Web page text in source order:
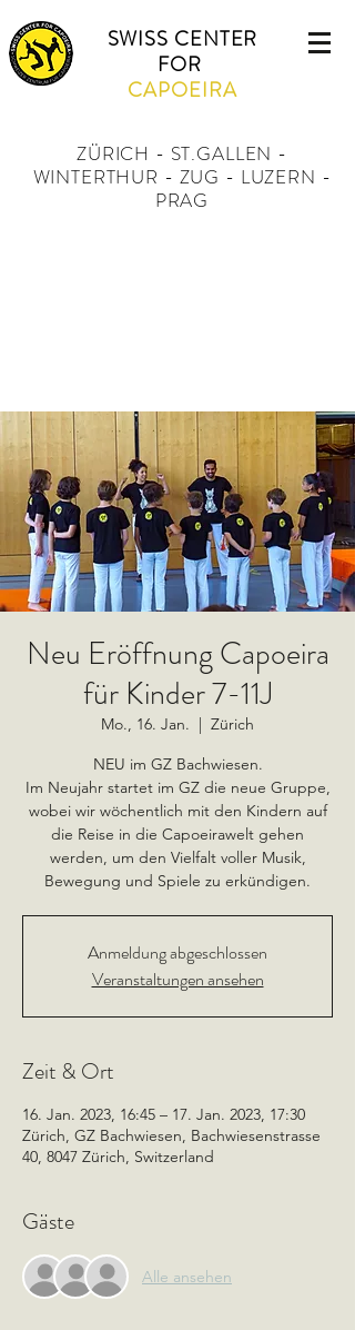
SWISS CENTER
FOR
CAPOEIRA
ZÜRICH - ST.GALLEN -
WINTERTHUR - ZUG - LUZERN -
PRAG
Neu Eröffnung Capoeira
für Kinder 7-11J
Mo., 16. Jan.
  |
Zürich
NEU im GZ Bachwiesen.
Im Neujahr startet im GZ die neue Gruppe,
wobei wir wöchentlich mit den Kindern auf
die Reise in die Capoeirawelt gehen
werden, um den Vielfalt voller Musik,
Bewegung und Spiele zu erkündigen.
Anmeldung abgeschlossen
Veranstaltungen ansehen
Zeit & Ort
16. Jan. 2023, 16:45 – 17. Jan. 2023, 17:30
Zürich, GZ Bachwiesen, Bachwiesenstrasse
40, 8047 Zürich, Switzerland
Gäste
Alle ansehen